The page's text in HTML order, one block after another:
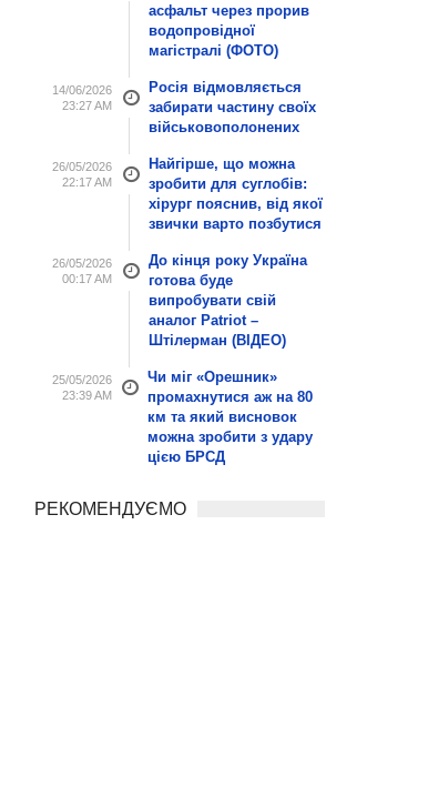
асфальт через прорив
водопровідної
магістралі (ФОТО)
14/06/2026
23:27 AM
Росія відмовляється
забирати частину своїх
військовополонених
26/05/2026
22:17 AM
Найгірше, що можна
зробити для суглобів:
хірург пояснив, від якої
звички варто позбутися
26/05/2026
00:17 AM
До кінця року Україна
готова буде
випробувати свій
аналог Patriot –
Штілерман (ВІДЕО)
25/05/2026
23:39 AM
Чи міг «Орешник»
промахнутися аж на 80
км та який висновок
можна зробити з удару
цією БРСД
РЕКОМЕНДУЄМО